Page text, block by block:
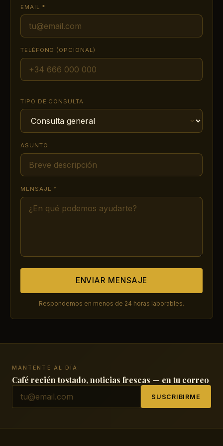
EMAIL *
TELÉFONO (OPCIONAL)
TIPO DE CONSULTA
ASUNTO
MENSAJE *
ENVIAR MENSAJE
Respondemos en menos de 24 horas laborables.
MANTENTE AL DÍA
Café recién tostado, noticias frescas — en tu correo
SUSCRIBIRME